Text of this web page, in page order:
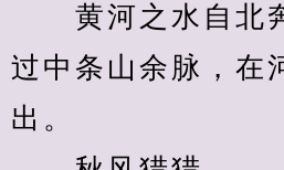
黄河之水自北
过中条山余脉，在
出。